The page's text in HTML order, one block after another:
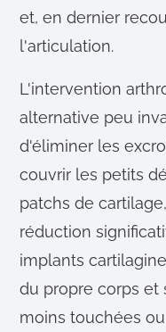
et, en dernier
l'articulation.
L'intervention
alternative peu
d'éliminer les
couvrir les petits
patchs de
réduction
implants
du propre corps et
moins touchées